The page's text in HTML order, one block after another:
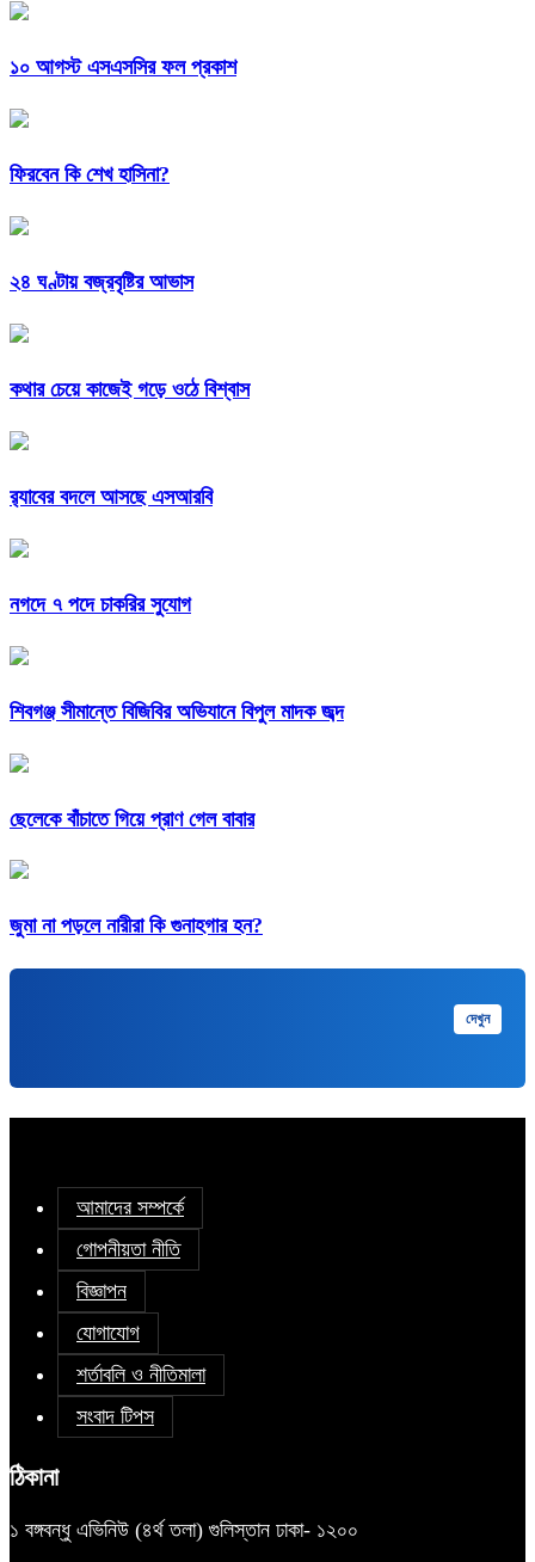
১০ আগস্ট এসএসসির ফল প্রকাশ
ফিরবেন কি শেখ হাসিনা?
২৪ ঘণ্টায় বজ্রবৃষ্টির আভাস
কথার চেয়ে কাজেই গড়ে ওঠে বিশ্বাস
র‍্যাবের বদলে আসছে এসআরবি
নগদে ৭ পদে চাকরির সুযোগ
শিবগঞ্জ সীমান্তে বিজিবির অভিযানে বিপুল মাদক জব্দ
ছেলেকে বাঁচাতে গিয়ে প্রাণ গেল বাবার
জুমা না পড়লে নারীরা কি গুনাহগার হন?
দেখুন
আমাদের সম্পর্কে
গোপনীয়তা নীতি
বিজ্ঞাপন
যোগাযোগ
শর্তাবলি ও নীতিমালা
সংবাদ টিপস
ঠিকানা
১ বঙ্গবন্ধু এভিনিউ (৪র্থ তলা) গুলিস্তান ঢাকা- ১২০০